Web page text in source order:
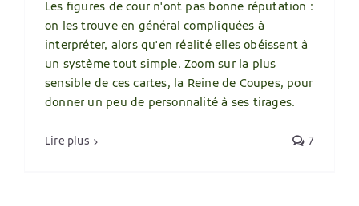
Les figures de cour n'ont pas bonne réputation :
on les trouve en général compliquées à
interpréter, alors qu'en réalité elles obéissent à
un système tout simple. Zoom sur la plus
sensible de ces cartes, la Reine de Coupes, pour
donner un peu de personnalité à ses tirages.
Lire plus 7